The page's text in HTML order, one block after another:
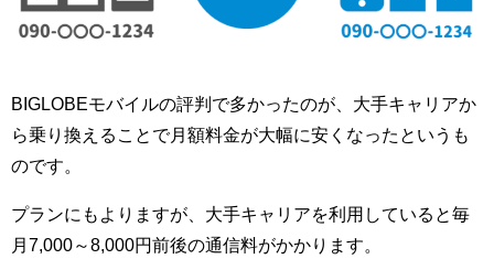
BIGLOBEモバイルの評判で多かったのが、大手キャリアか
ら乗り換えることで月額料金が大幅に安くなったというも
のです。
プランにもよりますが、大手キャリアを利用していると毎
月7,000～8,000円前後の通信料がかかります。